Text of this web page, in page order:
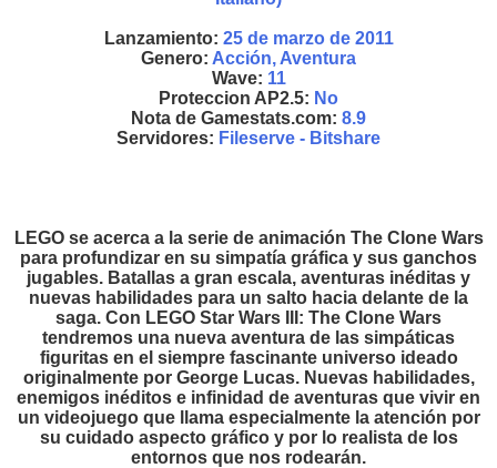
Lanzamiento: 25 de marzo de 2011
Genero: Acción, Aventura
Wave: 11
Proteccion AP2.5: No
Nota de Gamestats.com: 8.9
Servidores: Fileserve - Bitshare
LEGO se acerca a la serie de animación The Clone Wars
para profundizar en su simpatía gráfica y sus ganchos
jugables. Batallas a gran escala, aventuras inéditas y
nuevas habilidades para un salto hacia delante de la
saga. Con LEGO Star Wars III: The Clone Wars
tendremos una nueva aventura de las simpáticas
figuritas en el siempre fascinante universo ideado
originalmente por George Lucas. Nuevas habilidades,
enemigos inéditos e infinidad de aventuras que vivir en
un videojuego que llama especialmente la atención por
su cuidado aspecto gráfico y por lo realista de los
entornos que nos rodearán.